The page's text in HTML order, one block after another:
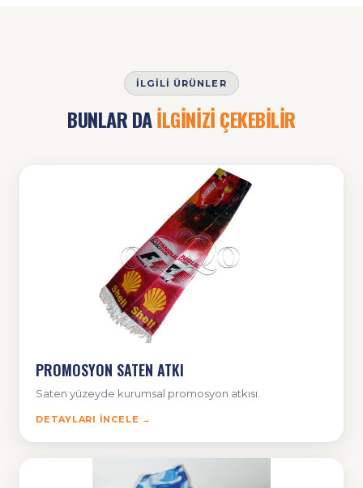
İLGILI ÜRÜNLER
BUNLAR DAİLGİNİZİ ÇEKEBİLİR
PROMOSYON SATEN ATKI
Saten yüzeyde kurumsal promosyon atkısı.
DETAYLARI İNCELE →